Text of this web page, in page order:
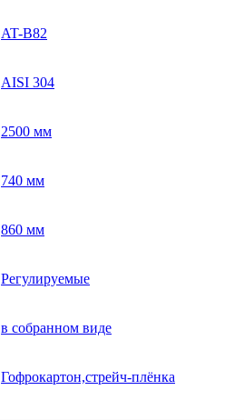
AT-B82
AISI 304
2500 мм
740 мм
860 мм
Регулируемые
в собранном виде
Гофрокартон,стрейч-плёнка